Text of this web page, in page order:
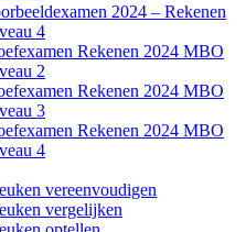
2024 – Rekenen
4
Rekenen 2024 MBO
2
Rekenen 2024 MBO
3
Rekenen 2024 MBO
4
vereenvoudigen
vergelijken